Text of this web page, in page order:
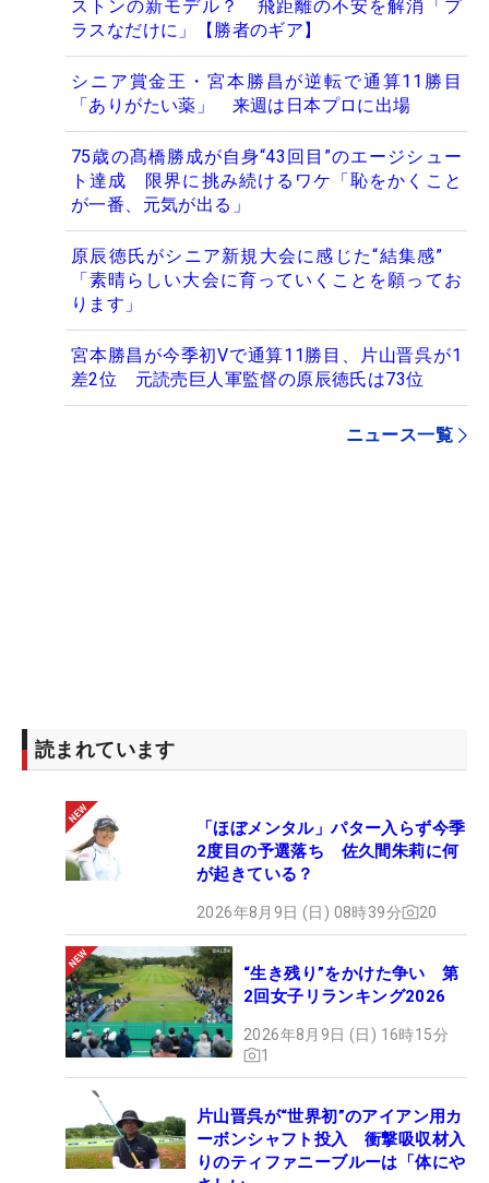
ストンの新モデル？ 飛距離の不安を解消「プ
ラスなだけに」【勝者のギア】
シニア賞金王・宮本勝昌が逆転で通算11勝目
「ありがたい薬」 来週は日本プロに出場
75歳の髙橋勝成が自身“43回目”のエージシュー
ト達成 限界に挑み続けるワケ「恥をかくこと
が一番、元気が出る」
原辰徳氏がシニア新規大会に感じた“結集感”
「素晴らしい大会に育っていくことを願ってお
ります」
宮本勝昌が今季初Vで通算11勝目、片山晋呉が1
差2位 元読売巨人軍監督の原辰徳氏は73位
ニュース一覧
読まれています
「ほぼメンタル」パター入らず今季
2度目の予選落ち 佐久間朱莉に何
が起きている？
2026年8月9日 (日) 08時39分 20
“生き残り”をかけた争い 第
2回女子リランキング2026
2026年8月9日 (日) 16時15分
1
片山晋呉が“世界初”のアイアン用カ
ーボンシャフト投入 衝撃吸収材入
りのティファニーブルーは「体にや